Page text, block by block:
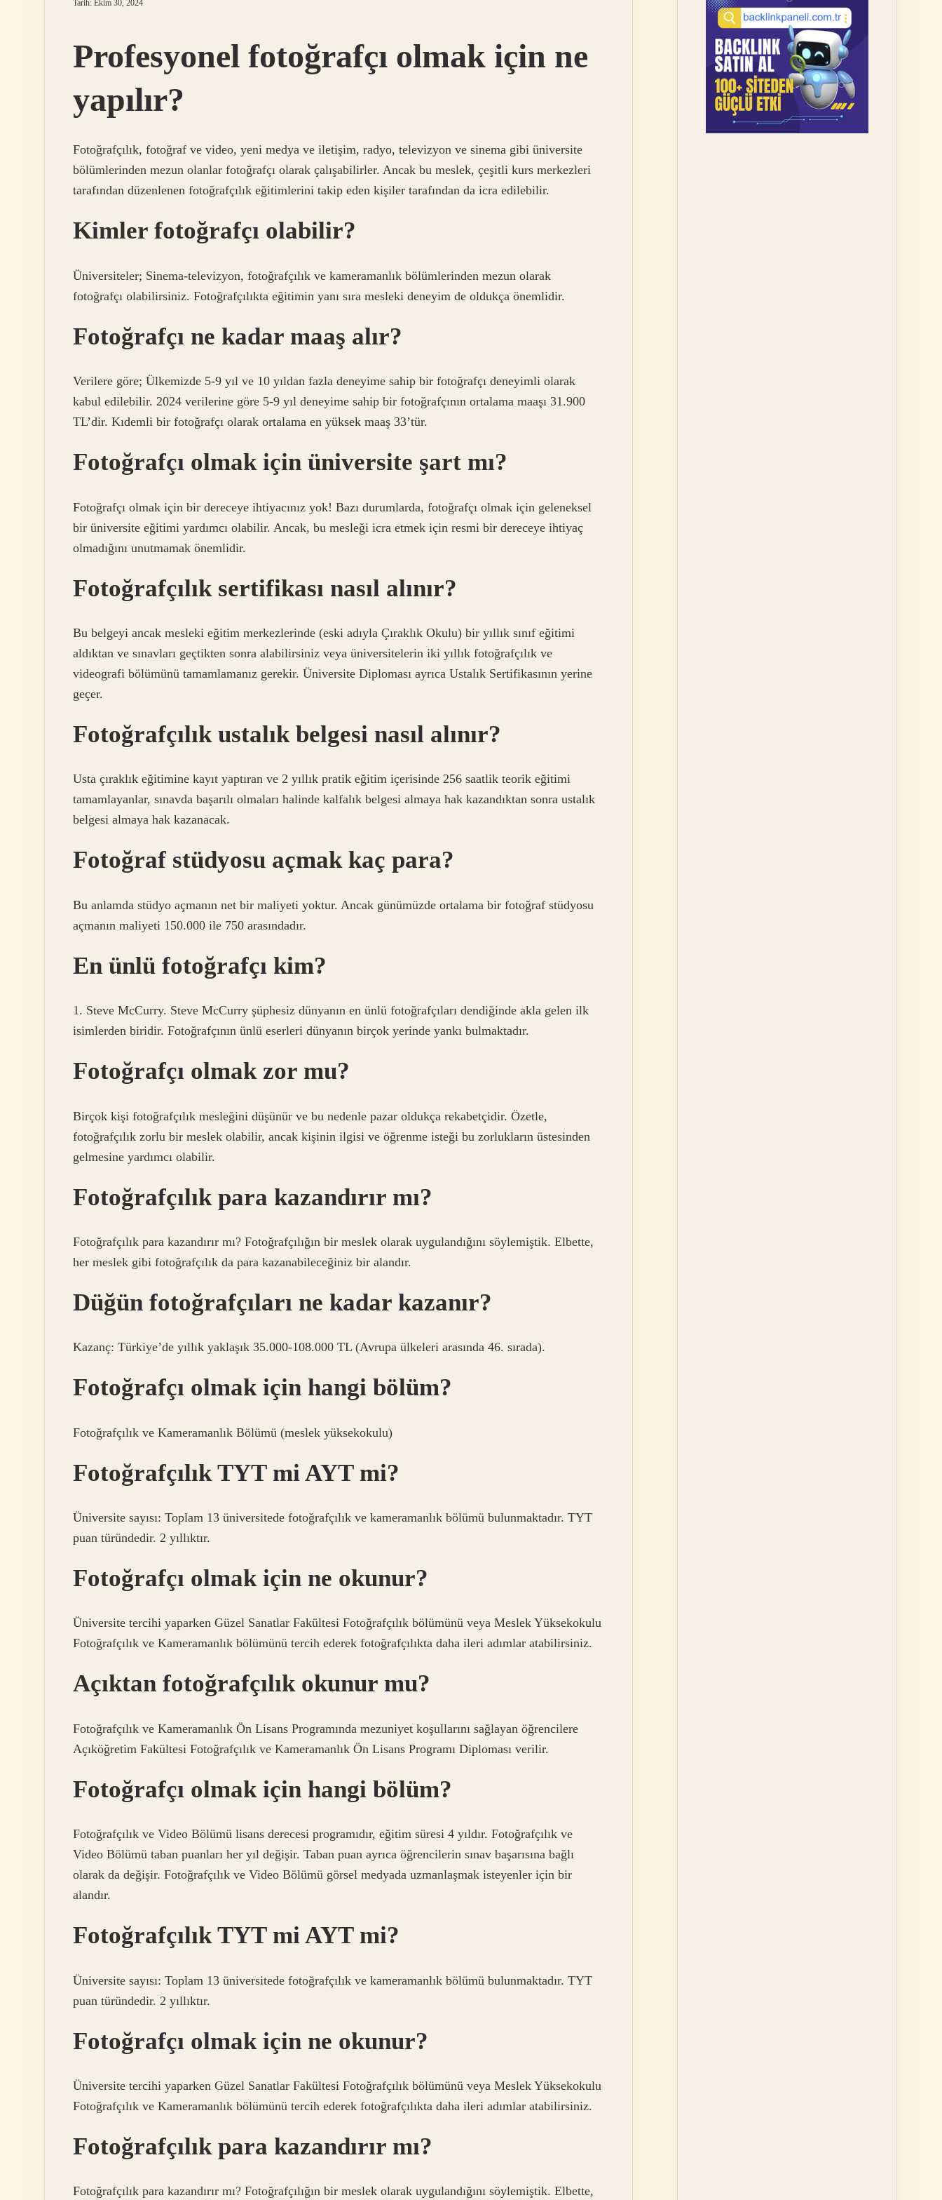
Tarih: Ekim 30, 2024
Profesyonel fotoğrafçı olmak için ne
yapılır?
Fotoğrafçılık, fotoğraf ve video, yeni medya ve iletişim, radyo, televizyon ve sinema gibi üniversite
bölümlerinden mezun olanlar fotoğrafçı olarak çalışabilirler. Ancak bu meslek, çeşitli kurs merkezleri
tarafından düzenlenen fotoğrafçılık eğitimlerini takip eden kişiler tarafından da icra edilebilir.
Kimler fotoğrafçı olabilir?
Üniversiteler; Sinema-televizyon, fotoğrafçılık ve kameramanlık bölümlerinden mezun olarak
fotoğrafçı olabilirsiniz. Fotoğrafçılıkta eğitimin yanı sıra mesleki deneyim de oldukça önemlidir.
Fotoğrafçı ne kadar maaş alır?
Verilere göre; Ülkemizde 5-9 yıl ve 10 yıldan fazla deneyime sahip bir fotoğrafçı deneyimli olarak
kabul edilebilir. 2024 verilerine göre 5-9 yıl deneyime sahip bir fotoğrafçının ortalama maaşı 31.900
TL’dir. Kıdemli bir fotoğrafçı olarak ortalama en yüksek maaş 33’tür.
Fotoğrafçı olmak için üniversite şart mı?
Fotoğrafçı olmak için bir dereceye ihtiyacınız yok! Bazı durumlarda, fotoğrafçı olmak için geleneksel
bir üniversite eğitimi yardımcı olabilir. Ancak, bu mesleği icra etmek için resmi bir dereceye ihtiyaç
olmadığını unutmamak önemlidir.
Fotoğrafçılık sertifikası nasıl alınır?
Bu belgeyi ancak mesleki eğitim merkezlerinde (eski adıyla Çıraklık Okulu) bir yıllık sınıf eğitimi
aldıktan ve sınavları geçtikten sonra alabilirsiniz veya üniversitelerin iki yıllık fotoğrafçılık ve
videografi bölümünü tamamlamanız gerekir. Üniversite Diploması ayrıca Ustalık Sertifikasının yerine
geçer.
Fotoğrafçılık ustalık belgesi nasıl alınır?
Usta çıraklık eğitimine kayıt yaptıran ve 2 yıllık pratik eğitim içerisinde 256 saatlik teorik eğitimi
tamamlayanlar, sınavda başarılı olmaları halinde kalfalık belgesi almaya hak kazandıktan sonra ustalık
belgesi almaya hak kazanacak.
Fotoğraf stüdyosu açmak kaç para?
Bu anlamda stüdyo açmanın net bir maliyeti yoktur. Ancak günümüzde ortalama bir fotoğraf stüdyosu
açmanın maliyeti 150.000 ile 750 arasındadır.
En ünlü fotoğrafçı kim?
1. Steve McCurry. Steve McCurry şüphesiz dünyanın en ünlü fotoğrafçıları dendiğinde akla gelen ilk
isimlerden biridir. Fotoğrafçının ünlü eserleri dünyanın birçok yerinde yankı bulmaktadır.
Fotoğrafçı olmak zor mu?
Birçok kişi fotoğrafçılık mesleğini düşünür ve bu nedenle pazar oldukça rekabetçidir. Özetle,
fotoğrafçılık zorlu bir meslek olabilir, ancak kişinin ilgisi ve öğrenme isteği bu zorlukların üstesinden
gelmesine yardımcı olabilir.
Fotoğrafçılık para kazandırır mı?
Fotoğrafçılık para kazandırır mı? Fotoğrafçılığın bir meslek olarak uygulandığını söylemiştik. Elbette,
her meslek gibi fotoğrafçılık da para kazanabileceğiniz bir alandır.
Düğün fotoğrafçıları ne kadar kazanır?
Kazanç: Türkiye’de yıllık yaklaşık 35.000-108.000 TL (Avrupa ülkeleri arasında 46. sırada).
Fotoğrafçı olmak için hangi bölüm?
Fotoğrafçılık ve Kameramanlık Bölümü (meslek yüksekokulu)
Fotoğrafçılık TYT mi AYT mi?
Üniversite sayısı: Toplam 13 üniversitede fotoğrafçılık ve kameramanlık bölümü bulunmaktadır. TYT
puan türündedir. 2 yıllıktır.
Fotoğrafçı olmak için ne okunur?
Üniversite tercihi yaparken Güzel Sanatlar Fakültesi Fotoğrafçılık bölümünü veya Meslek Yüksekokulu
Fotoğrafçılık ve Kameramanlık bölümünü tercih ederek fotoğrafçılıkta daha ileri adımlar atabilirsiniz.
Açıktan fotoğrafçılık okunur mu?
Fotoğrafçılık ve Kameramanlık Ön Lisans Programında mezuniyet koşullarını sağlayan öğrencilere
Açıköğretim Fakültesi Fotoğrafçılık ve Kameramanlık Ön Lisans Programı Diploması verilir.
Fotoğrafçı olmak için hangi bölüm?
Fotoğrafçılık ve Video Bölümü lisans derecesi programıdır, eğitim süresi 4 yıldır. Fotoğrafçılık ve
Video Bölümü taban puanları her yıl değişir. Taban puan ayrıca öğrencilerin sınav başarısına bağlı
olarak da değişir. Fotoğrafçılık ve Video Bölümü görsel medyada uzmanlaşmak isteyenler için bir
alandır.
Fotoğrafçılık TYT mi AYT mi?
Üniversite sayısı: Toplam 13 üniversitede fotoğrafçılık ve kameramanlık bölümü bulunmaktadır. TYT
puan türündedir. 2 yıllıktır.
Fotoğrafçı olmak için ne okunur?
Üniversite tercihi yaparken Güzel Sanatlar Fakültesi Fotoğrafçılık bölümünü veya Meslek Yüksekokulu
Fotoğrafçılık ve Kameramanlık bölümünü tercih ederek fotoğrafçılıkta daha ileri adımlar atabilirsiniz.
Fotoğrafçılık para kazandırır mı?
Fotoğrafçılık para kazandırır mı? Fotoğrafçılığın bir meslek olarak uygulandığını söylemiştik. Elbette,